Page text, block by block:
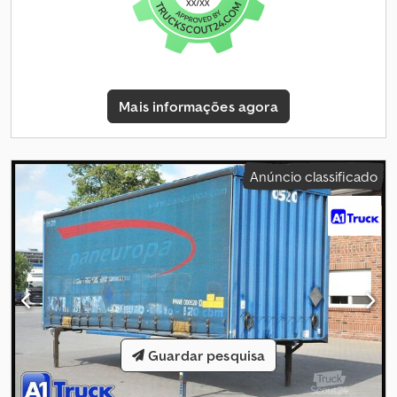
amarração retráteis * Porta tipo portal * Pernas de apoio
telescópicas * Galvanizado * Adequado para transporte
ferroviário – pode ser movimentado por guindaste * Outros *
Peso total permitido: 16.000 kg * Dimensões internas: C=7300 mm,
L=2480 mm, A=2520 mm * Volume interno*: 46 m² * Dimensões
dos cantoneiras E=5853mm * Dimensões da saliência: 799 mm *
WPR 745 * Plataforma intercambiável padrão 7,45 Isenção de
responsabilidade: Sujeito a alterações, venda prévia e erros. Pode
encontrar mais fotos e vídeos no nosso site. Crjdpfszlbh Rsx Afmsf
O nosso serviço abrangente inclui, por exemplo: * Compra /
venda / aluguer de veículos comerciais * Financiamento rápido e
descomplicado * Solicitação de toda a documentação (de
exportação) * Encomenda de matrículas de exportação *
Preparação do veículo: lonas novas, letreiros, pintura, etc. *
Carregamento / fixação da carga profissional * Inspeções TüV,
serviço de registro * Transferência de veículos comerciais
Contacte a nossa equipa especializada e teremos todo o prazer
em aconselhá-lo.
Mais informações agora
Anúncio classificado
Guardar pesquisa